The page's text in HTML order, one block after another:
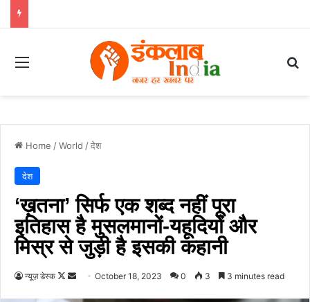
Menu
Home /World /देश
देश
‘ख़तना’ सिर्फ एक शब्द नहीं पूरा
इतिहास है मुसलमानों-यहूदियों और
मिस्र से जुड़ी है इसकी कहानी
न्यूज़ डेस्क
Follow
SendOctober 18, 2023 0 3 3 minutes read